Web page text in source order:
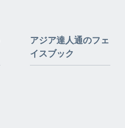
アジア達人通のフェ
イスブック